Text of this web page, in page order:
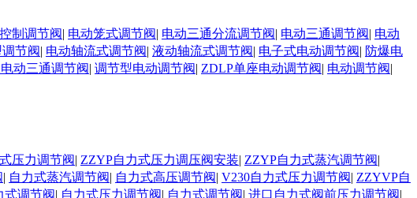
制调节阀| 电动笼式调节阀| 电动三通分流调节阀| 电动三通调节阀| 电动
节阀| 电动轴流式调节阀| 液动轴流式调节阀| 电子式电动调节阀| 防爆电
动三通调节阀| 调节型电动调节阀| ZDLP单座电动调节阀| 电动调节阀|
压力调节阀| ZZYP自力式压力调压阀安装| ZZYP自力式蒸汽调节阀|
| 自力式蒸汽调节阀| 自力式高压调节阀| V230自力式压力调节阀| ZZYVP自
式调节阀| 自力式压力调节阀| 自力式调节阀| 进口自力式阀前压力调节阀|